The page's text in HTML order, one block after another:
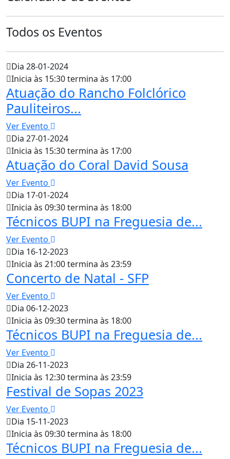
Todos os Eventos
Dia 28-01-2024
Inicia às 15:30 termina às 17:00
Atuação do Rancho Folclórico
Pauliteiros...
Ver Evento
Dia 27-01-2024
Inicia às 15:30 termina às 17:00
Atuação do Coral David Sousa
Ver Evento
Dia 17-01-2024
Inicia às 09:30 termina às 18:00
Técnicos BUPI na Freguesia de...
Ver Evento
Dia 16-12-2023
Inicia às 21:00 termina às 23:59
Concerto de Natal - SFP
Ver Evento
Dia 06-12-2023
Inicia às 09:30 termina às 18:00
Técnicos BUPI na Freguesia de...
Ver Evento
Dia 26-11-2023
Inicia às 12:30 termina às 23:59
Festival de Sopas 2023
Ver Evento
Dia 15-11-2023
Inicia às 09:30 termina às 18:00
Técnicos BUPI na Freguesia de...